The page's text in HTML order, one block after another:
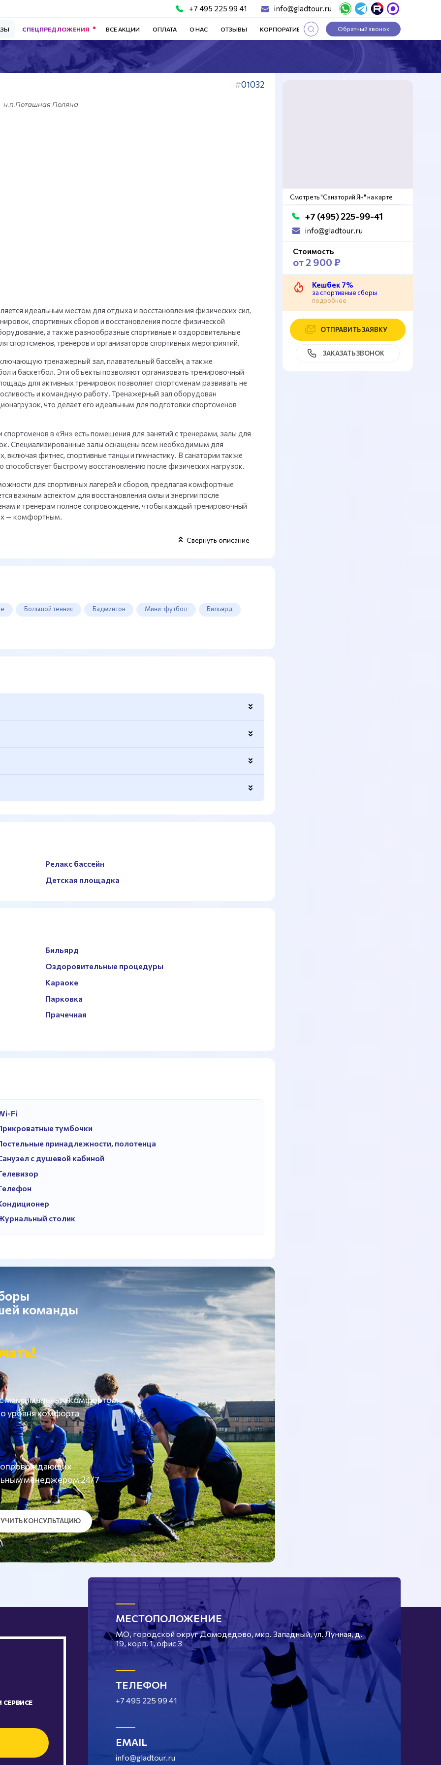
+7 495 225 99 41 info@gladtour.ru
СПЕЦПРЕДЛОЖЕНИЯ ВСЕ АКЦИИ ОПЛАТА О НАС ОТЗЫВЫ КОРПОРАТИВНЫЕ ТУРЫ СТАТЬИ
Обратный звонок
01032
н.п.Поташная Поляна
идеальным местом для отдыха и восстановления физических сил,
спортивных сборов и восстановления после физической
а также разнообразные спортивные и оздоровительные
спортсменов, тренеров и организаторов спортивных мероприятий.
тренажерный зал, плавательный бассейн, а также
и баскетбол. Эти объекты позволяют организовать тренировочный
для активных тренировок позволяет спортсменам развивать не
и командную работу. Тренажерный зал оборудован
что делает его идеальным для подготовки спортсменов
в «Ян» есть помещения для занятий с тренерами, залы для
Специализированные залы оснащены всем необходимым для
включая фитнес, спортивные танцы и гимнастику. В санатории также
быстрому восстановлению после физических нагрузок.
для спортивных лагерей и сборов, предлагая комфортные
важным аспектом для восстановления силы и энергии после
и тренерам полное сопровождение, чтобы каждый тренировочный
— комфортным.
Свернуть описание
Большой теннис Бадминтон Мини-футбол Бильярд
Релакс бассейн
Детская площадка
Бильярд
Оздоровительные процедуры
Караоке
Парковка
Прачечная
Fi
тумбочки
принадлежности, полотенца
с душевой кабиной
столик
команды
максимальным комфортом
уровня комфорта
менеджером 24/7
КОНСУЛЬТАЦИЮ
Смотреть "Санаторий Ян" на карте
+7 (495) 225-99-41
info@gladtour.ru
Стоимость
от 2 900 ₽
Кешбек 7%
за спортивные сборы
подробнее
ОТПРАВИТЬ ЗАЯВКУ
ЗАКАЗАТЬ ЗВОНОК
МЕСТОПОЛОЖЕНИЕ
МО, городской округ Домодедово, мкр. Западный, ул. Лунная, д.
19, корп. 1, офис 3
ТЕЛЕФОН
+7 495 225 99 41
EMAIL
info@gladtour.ru